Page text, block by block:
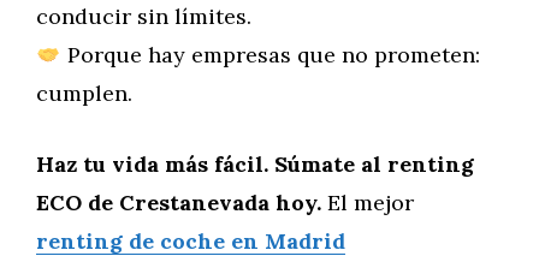
conducir sin límites.
Porque hay empresas que no prometen:
cumplen.
Haz tu vida más fácil. Súmate al renting
ECO de Crestanevada hoy. El mejor
renting de coche en Madrid